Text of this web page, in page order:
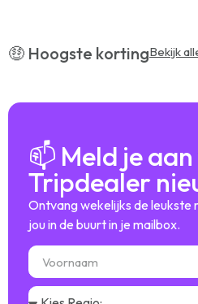
🤑 Hoogste kortingBekijk
📫 Meld je
Tripdealer
Ontvang wekelijks de leukste
jou in de buurt in je mailbox.